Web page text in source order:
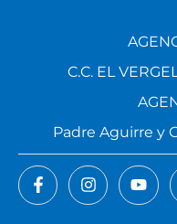
C.C. EL
Padre Aguirre y